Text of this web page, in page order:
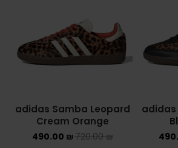
adidas
adidas Samba Leopard
Cream Orange
720.00₪
490.00 ₪